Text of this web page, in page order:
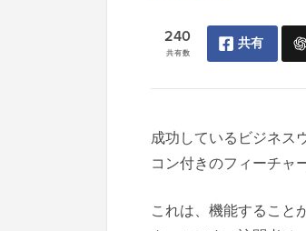
共有数
240 共有
成功しているビジネス
コン付きのフィーチャ
これは、機能すること